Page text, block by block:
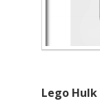
Lego Hulk